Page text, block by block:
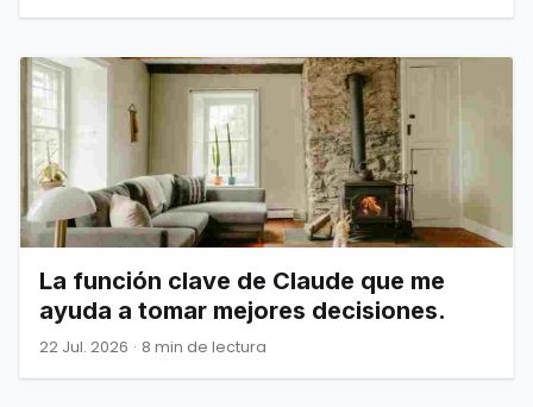
La función clave de Claude que me
ayuda a tomar mejores decisiones.
22 Jul. 2026 · 8 min de lectura